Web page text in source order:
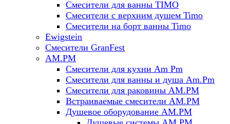
Смесители для ванны TIMO
Смесители с верхним душем Timo
Смесители на борт ванны Timo
Ewigstein
Смесители GranFest
AM.PM
Смесители для кухни Am Pm
Смесители для ванны и душа Am.Pm
Смесители для раковины AM.PM
Встраиваемые смесители AM.PM
Душевое оборудование AM.PM